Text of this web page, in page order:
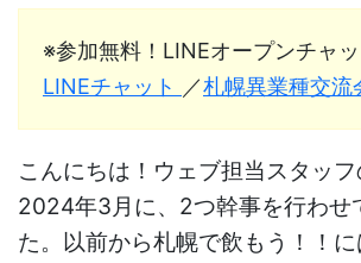
※参加無料！LINEオープンチャッ
LINEチャット ／札幌異業種交流
こんにちは！ウェブ担当スタッフ
2024年3月に、2つ幹事を行わせ
た。以前から札幌で飲もう！！